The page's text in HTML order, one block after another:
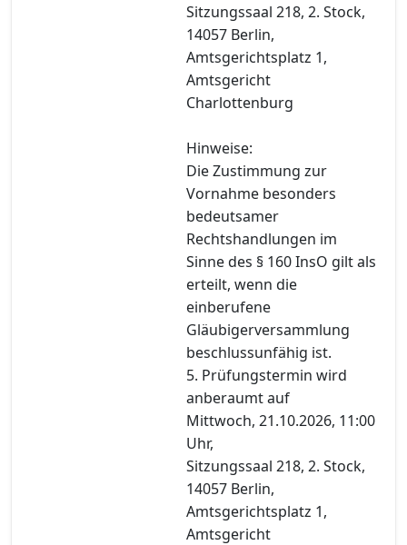
Sitzungssaal 218, 2. Stock,
14057 Berlin,
Amtsgerichtsplatz 1,
Amtsgericht
Charlottenburg
Hinweise:
Die Zustimmung zur
Vornahme besonders
bedeutsamer
Rechtshandlungen im
Sinne des § 160 InsO gilt als
erteilt, wenn die
einberufene
Gläubigerversammlung
beschlussunfähig ist.
5. Prüfungstermin wird
anberaumt auf
Mittwoch, 21.10.2026, 11:00
Uhr,
Sitzungssaal 218, 2. Stock,
14057 Berlin,
Amtsgerichtsplatz 1,
Amtsgericht